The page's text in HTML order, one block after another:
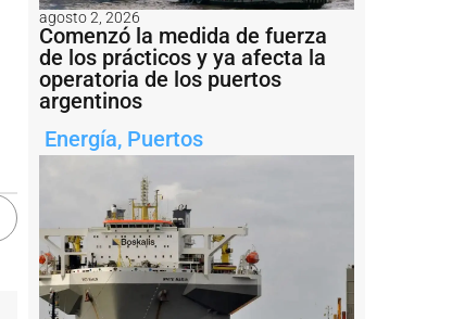
agosto 2, 2026
Comenzó la medida de fuerza
de los prácticos y ya afecta la
operatoria de los puertos
argentinos
Energía, Puertos